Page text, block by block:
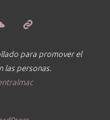
para promover el
las personas.